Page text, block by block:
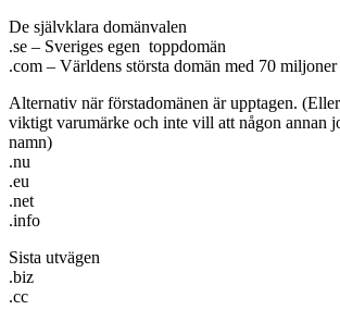
De självklara domänvalen
.se – Sveriges egen toppdomän
.com – Världens största domän med 70
Alternativ när förstadomänen är upptagen.
viktigt varumärke och inte vill att någon annan
namn)
.nu
.eu
.net
.info
Sista utvägen
.biz
.cc